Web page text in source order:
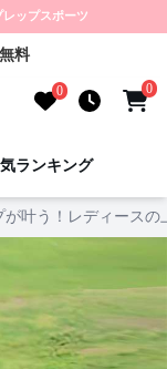
ップスポーツ
料
0 0
ランキング
が叶う！レディースの